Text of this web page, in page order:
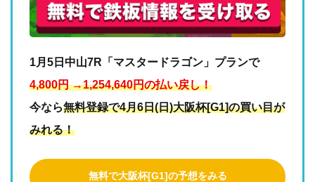
1月5日中山7R「マスタードラゴン」プランで
4,800円 →1,254,640円の払い戻し！
今なら無料登録で4月6日(日)大阪杯[G1]の買い目が
みれる！
無料で大阪杯[G1]の予想をみる